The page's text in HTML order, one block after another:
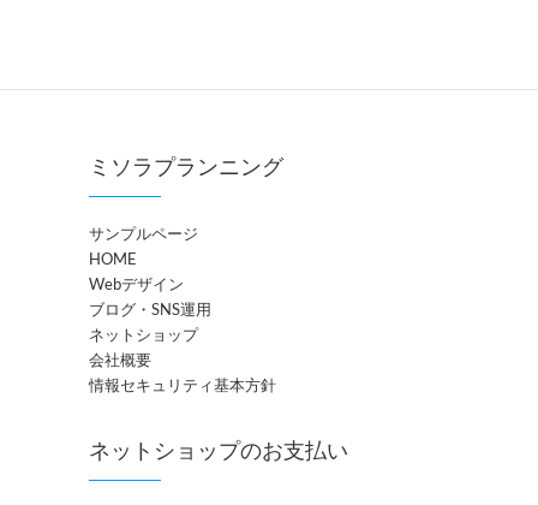
ミソラプランニング
サンプルページ
HOME
Webデザイン
ブログ・SNS運用
ネットショップ
会社概要
情報セキュリティ基本方針
ネットショップのお支払い